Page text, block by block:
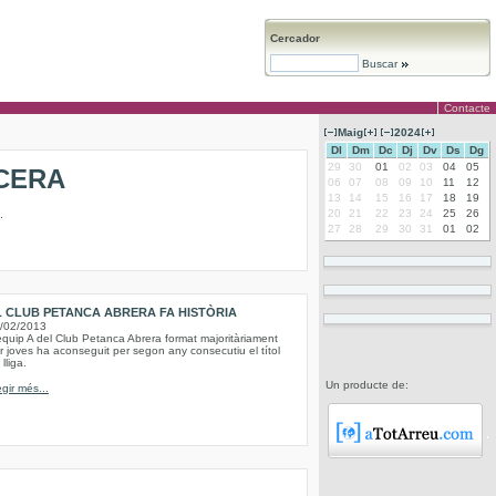
Cercador
Buscar
Contacte
CLUB PETANCA ABRERA FA HISTÒRIA
02/2013
A del Club Petanca Abrera format majoritàriament
joves ha aconseguit per segon any consecutiu el títol
més...
Maig
2024
Dl
Dm Dc Dj Dv Ds
Dg
29
30 01 02 03 04
05
06
07 08 09 10 11
12
13
14 15 16 17 18
19
20
21 22 23 24 25
26
27
28 29 30 31 01 02
Un producte de: